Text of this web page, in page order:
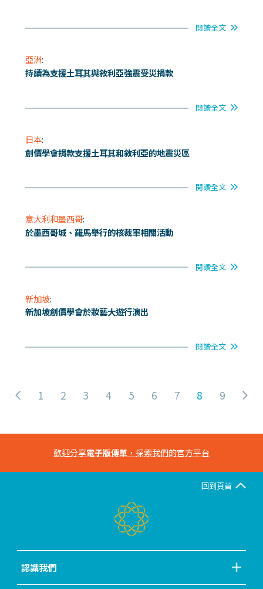
閱讀全文
亞洲:
持續為支援土耳其與敘利亞強震受災捐款
閱讀全文
日本:
創價學會捐款支援土耳其和敘利亞的地震災區
閱讀全文
意大利和墨西哥:
於墨西哥城、羅馬舉行的核裁軍相關活動
閱讀全文
新加坡:
新加坡創價學會於妝藝大遊行演出
閱讀全文
1 2 3 4 5 6 7 8 9
歡迎分享電子版傳單 ，探索我們的官方平台
回到頁首
認識我們